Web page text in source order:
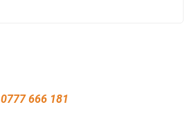
0777 666 181